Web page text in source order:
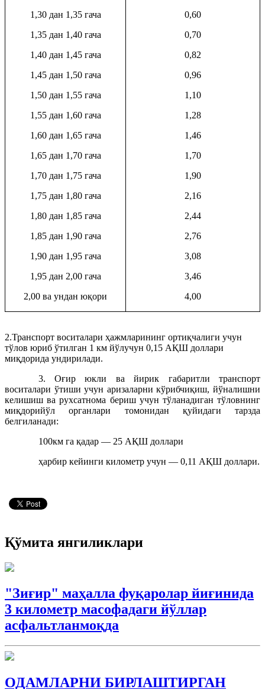
1,30 дан 1,35 гача
1,35 дан 1,40 гача
1,40 дан 1,45 гача
1,45 дан 1,50 гача
1,50 дан 1,55 гача
1,55 дан 1,60 гача
1,60 дан 1,65 гача
1,65 дан 1,70 гача
1,70 дан 1,75 гача
1,75 дан 1,80 гача
1,80 дан 1,85 гача
1,85 дан 1,90 гача
1,90 дан 1,95 гача
1,95 дан 2,00 гача
2,00 ва ундан юқори
0,60
0,70
0,82
0,96
1,10
1,28
1,46
1,70
1,90
2,16
2,44
2,76
3,08
3,46
4,00
2.Транспорт воситалари ҳажмларининг ортиқчалиги учун
тўлов юриб ўтилган 1 км йўлучун 0,15 АҚШ доллари
миқдорида ундирилади.
3. Оғир юкли ва йирик габаритли транспорт
воситалари ўтиши учун аризаларни кўрибчиқиш, йўналишни
келишиш ва рухсатнома бериш учун тўланадиган тўловнинг
миқдорийўл органлари томонидан қуйидаги тарзда
белгиланади:
100км га қадар — 25 АҚШ доллари
ҳарбир кейинги километр учун — 0,11 АҚШ доллари.
Қўмита янгиликлари
"Зиғир" маҳалла фуқаролар йиғинида
3 километр масофадаги йўллар
асфальтланмоқда
ОДАМЛАРНИ БИРЛАШТИРГАН